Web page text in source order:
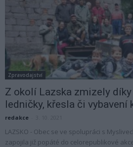
Zpravodajství
Z okolí Lazska zmizely
ledničky, křesla či vybavení
redakce
LAZSKO - Obec se ve spolupráci s
zapojila již popáté do celorepublikové